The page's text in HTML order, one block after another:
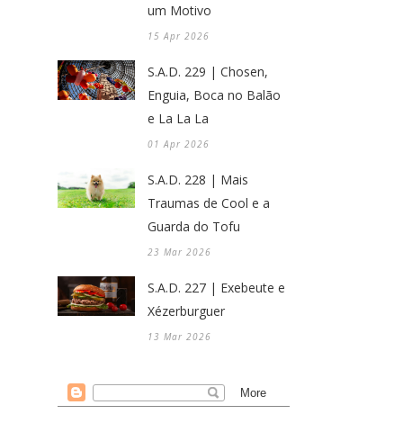
um Motivo
15 Apr 2026
S.A.D. 229 | Chosen,
Enguia, Boca no Balão
e La La La
01 Apr 2026
S.A.D. 228 | Mais
Traumas de Cool e a
Guarda do Tofu
23 Mar 2026
S.A.D. 227 | Exebeute e
Xézerburguer
13 Mar 2026